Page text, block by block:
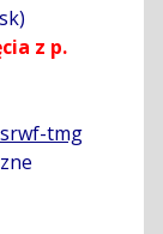
z p.
tmg